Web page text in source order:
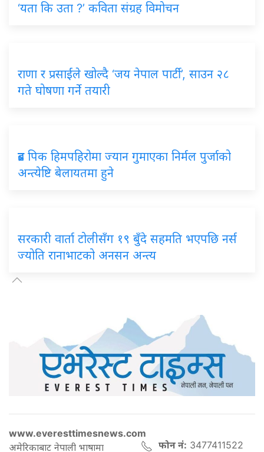
‘यता कि उता ?’ कविता संग्रह विमोचन
राणा र प्रसाईंले खोल्दै ‘जय नेपाल पार्टी’, साउन २८
गते घोषणा गर्ने तयारी
ब्रड पिक हिमपहिरोमा ज्यान गुमाएका निर्मल पुर्जाको
अन्त्येष्टि बेलायतमा हुने
सरकारी वार्ता टोलीसँग १९ बुँदे सहमति भएपछि नर्स
ज्योति रानाभाटको अनसन अन्त्य
www.everesttimesnews.com
अमेरिकाबाट नेपाली भाषामा
फोन नं: 3477411522